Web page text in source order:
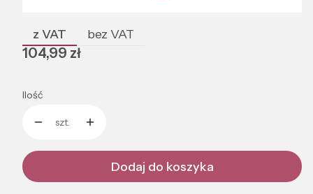
z VAT bez VAT
Cena
104,99 zł
Ilość
szt.
Dodaj do koszyka